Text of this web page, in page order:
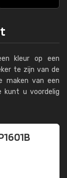
kleur op een
te zijn van de
maken van een
kunt u voordelig